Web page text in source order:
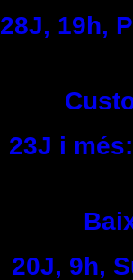
28J, 19h,
23J i
20J, 9h,